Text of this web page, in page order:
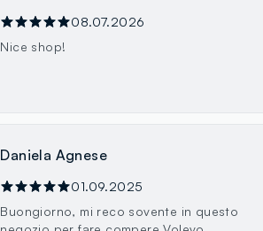
08.07.2026
Nice shop!
Daniela Agnese
01.09.2025
Buongiorno, mi reco sovente in questo